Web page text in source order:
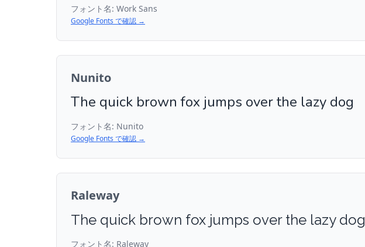
フォント名: Work Sans
Google Fonts で確認 →
Nunito
The quick brown fox jumps over the lazy dog
フォント名: Nunito
Google Fonts で確認 →
Raleway
The quick brown fox jumps over the lazy dog
フォント名: Raleway